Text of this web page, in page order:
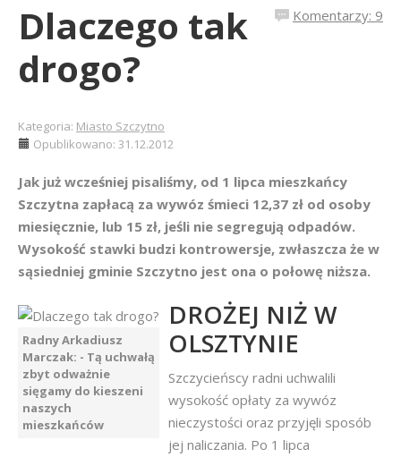
Komentarzy: 9
Dlaczego tak
drogo?
Kategoria: Miasto Szczytno
Opublikowano: 31.12.2012
Jak już wcześniej pisaliśmy, od 1 lipca mieszkańcy
Szczytna zapłacą za wywóz śmieci 12,37 zł od osoby
miesięcznie, lub 15 zł, jeśli nie segregują odpadów.
Wysokość stawki budzi kontrowersje, zwłaszcza że w
sąsiedniej gminie Szczytno jest ona o połowę niższa.
Radny Arkadiusz
Marczak: - Tą uchwałą
zbyt odważnie
sięgamy do kieszeni
naszych
mieszkańców
DROŻEJ NIŻ W
OLSZTYNIE
Szczycieńscy radni uchwalili
wysokość opłaty za wywóz
nieczystości oraz przyjęli sposób
jej naliczania. Po 1 lipca